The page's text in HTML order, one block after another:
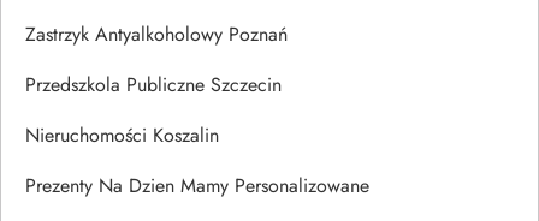
Zastrzyk Antyalkoholowy Poznań
Przedszkola Publiczne Szczecin
Nieruchomości Koszalin
Prezenty Na Dzien Mamy Personalizowane